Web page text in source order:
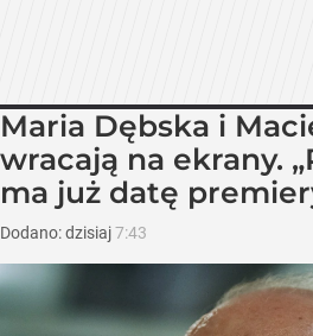
Maria Dębska i
wracają na ekrany.
ma już datę
Dodano:dzisiaj7:43